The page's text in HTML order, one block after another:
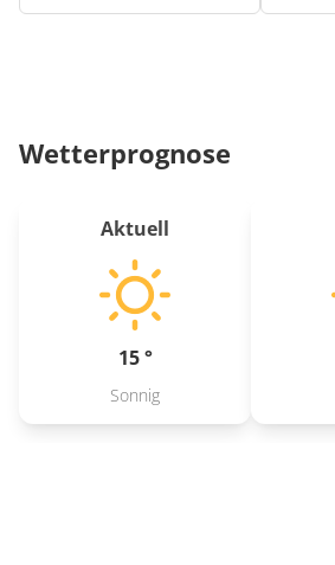
Wetterprognose
Aktuell
15 °
Sonnig